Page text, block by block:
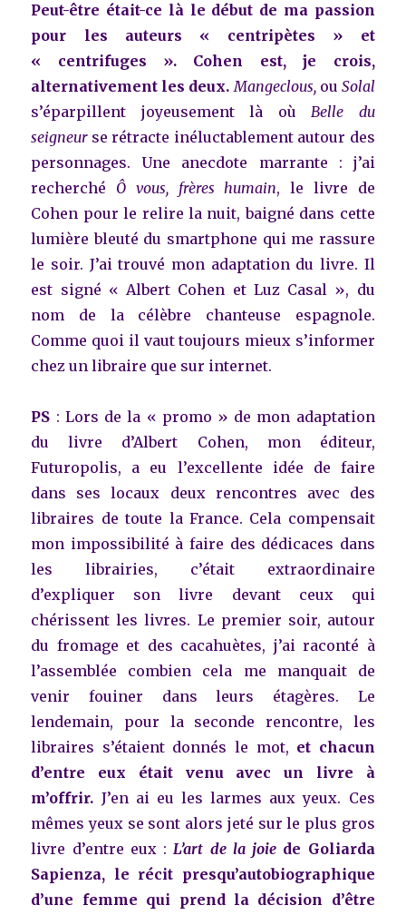
Peut-être était-ce là le début de ma passion
pour les auteurs « centripètes » et
« centrifuges ». Cohen est, je crois,
alternativement les deux. Mangeclous, ou Solal
s’éparpillent joyeusement là oùBelle du
seigneurse rétracte inéluctablement autour des
personnages. Une anecdote marrante : j’ai
recherché Ô vous, frères humain, le livre de
Cohen pour le relire la nuit, baigné dans cette
lumière bleuté du smartphone qui me rassure
le soir. J’ai trouvé mon adaptation du livre. Il
est signé « Albert Cohen et Luz Casal », du
nom de la célèbre chanteuse espagnole.
Comme quoi il vaut toujours mieux s’informer
chez un libraire que sur internet.
PS : Lors de la « promo » de mon adaptation
du livre d’Albert Cohen, mon éditeur,
Futuropolis, a eu l’excellente idée de faire
dans ses locaux deux rencontres avec des
libraires de toute la France. Cela compensait
mon impossibilité à faire des dédicaces dans
les librairies, c’était extraordinaire
d’expliquer son livre devant ceux qui
chérissent les livres. Le premier soir, autour
du fromage et des cacahuètes, j’ai raconté à
l’assemblée combien cela me manquait de
venir fouiner dans leurs étagères. Le
lendemain, pour la seconde rencontre, les
libraires s’étaient donnés le mot, et chacun
d’entre eux était venu avec un livre à
m’offrir. J’en ai eu les larmes aux yeux. Ces
mêmes yeux se sont alors jeté sur le plus gros
livre d’entre eux : L’art de la joie de Goliarda
Sapienza, le récit presqu’autobiographique
d’une femme qui prend la décision d’être